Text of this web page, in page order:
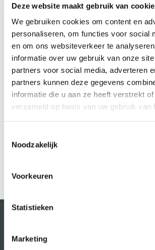
Deze website maakt gebruik van
We gebruiken cookies om content en
personaliseren, om functies voor social
en om ons websiteverkeer te
informatie over uw gebruik van onze
partners voor social media, adverteren
partners kunnen deze gegevens
informatie die u aan ze heeft verstrekt
verzameld op basis van uw gebruik van
Noodzakelijk
Voorkeuren
Statistieken
Marketing
MEER INFO